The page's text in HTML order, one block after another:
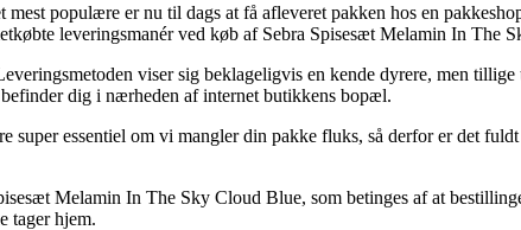
populære er nu til dags at få afleveret pakken hos en
leveringsmanér ved køb af Sebra Spisesæt Melamin In The
viser sig beklageligvis en kende dyrere, men
dig i nærheden af internet butikkens bopæl.
essentiel om vi mangler din pakke fluks, så derfor er det
Melamin In The Sky Cloud Blue, som betinges af at
tager hjem.